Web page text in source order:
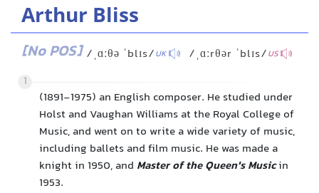
Arthur Bliss
[No POS] /ˌɑːθə ˈblɪs/UK /ˌɑːrθər ˈblɪs/US
1
(1891-1975) an English composer. He studied under
Holst and Vaughan Williams at the Royal College of
Music, and went on to write a wide variety of music,
including ballets and film music. He was made a
knight in 1950, and Master of the Queen's Musicin
1953.